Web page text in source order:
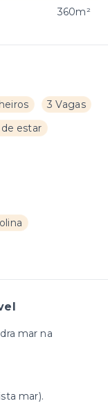
3 Vagas
de estar
mar na
mar).
360m²